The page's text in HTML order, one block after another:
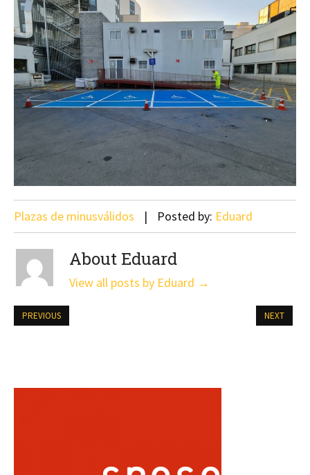
Plazas de minusválidos Posted by: Eduard
About Eduard
View all posts by Eduard →
PREVIOUS NEXT